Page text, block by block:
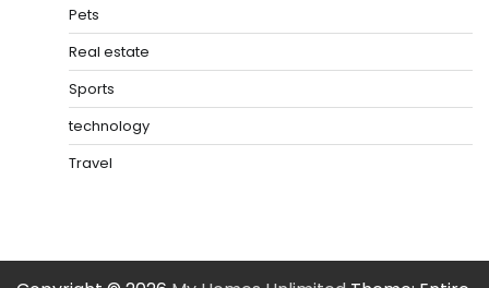
Pets
Real estate
Sports
technology
Travel